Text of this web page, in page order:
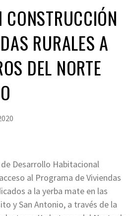
CONSTRUCCIÓN
RURALES A
DEL NORTE
Desarrollo Habitacional
al Programa de Viviendas
a la yerba mate en las
y San Antonio, a través de la